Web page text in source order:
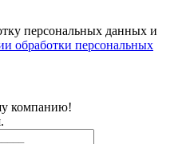
персональных данных и
обработки персональных
компанию!